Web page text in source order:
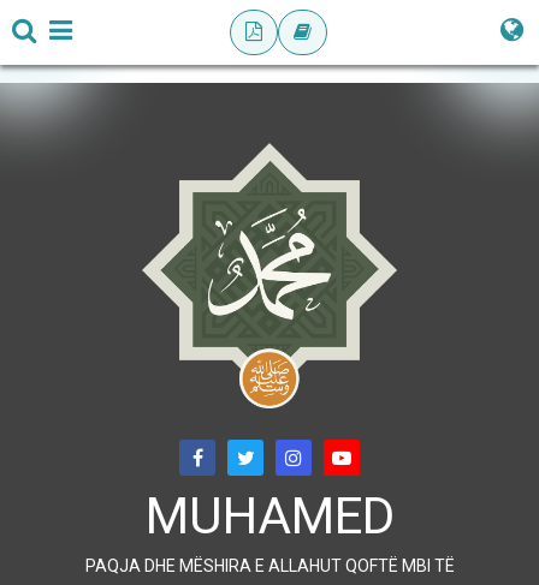
MUHAMED
PAQJA DHE MËSHIRA E ALLAHUT QOFTË MBI TË